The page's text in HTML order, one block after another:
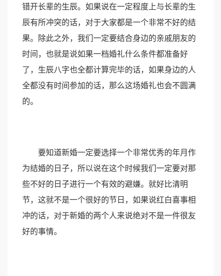
错开长辈的生辰。如果说在一定程度上与长辈的生
辰有所冲突的话，对于大家都是一个非常不好的结
果。除此之外，我们一定要结合身边的亲戚朋友的
时间，也就是说如果一档婚礼什么条件都准备好
了，生辰八字也全都计算完毕的话，如果身边的人
全都没有时间参加的话，那么这场婚礼也会不圆满
的。
要知道新婚一定要选择一个非常优秀的年月作
为结婚的日子，所以说在这个时候我们一定要对那
些不好的日子进行一个有效的避嫌。就好比清明
节，这就不是一个很好的节日，如果说红白喜事相
冲的话，对于新婚的两个人来说绝对不是一件很友
好的事情。